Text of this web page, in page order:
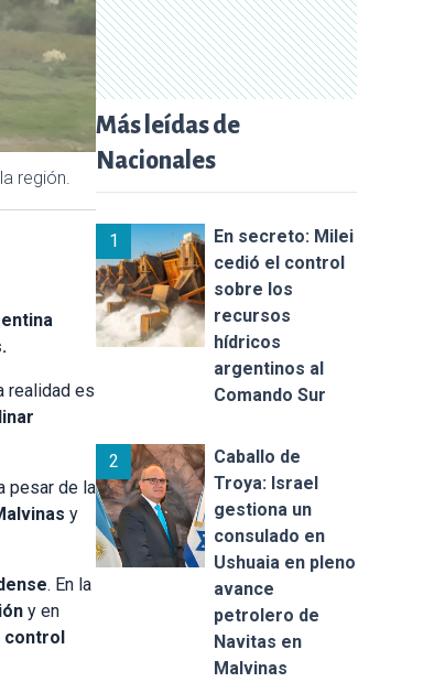
región.
realidad es
pesar de la
y
. En la
y en
control
Más leídas de
Nacionales
1
En secreto: Milei
cedió el control
sobre los
recursos
hídricos
argentinos al
Comando Sur
2
Caballo de
Troya: Israel
gestiona un
consulado en
Ushuaia en pleno
avance
petrolero de
Navitas en
Malvinas